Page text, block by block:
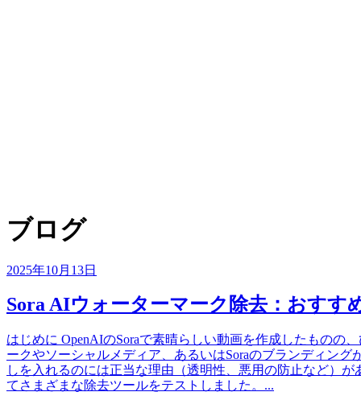
ブログ
2025年10月13日
Sora AIウォーターマーク除去：おすす
はじめに OpenAIのSoraで素晴らしい動画を作成したもの
ークやソーシャルメディア、あるいはSoraのブランディン
しを入れるのには正当な理由（透明性、悪用の防止など）
てさまざまな除去ツールをテストしました。...